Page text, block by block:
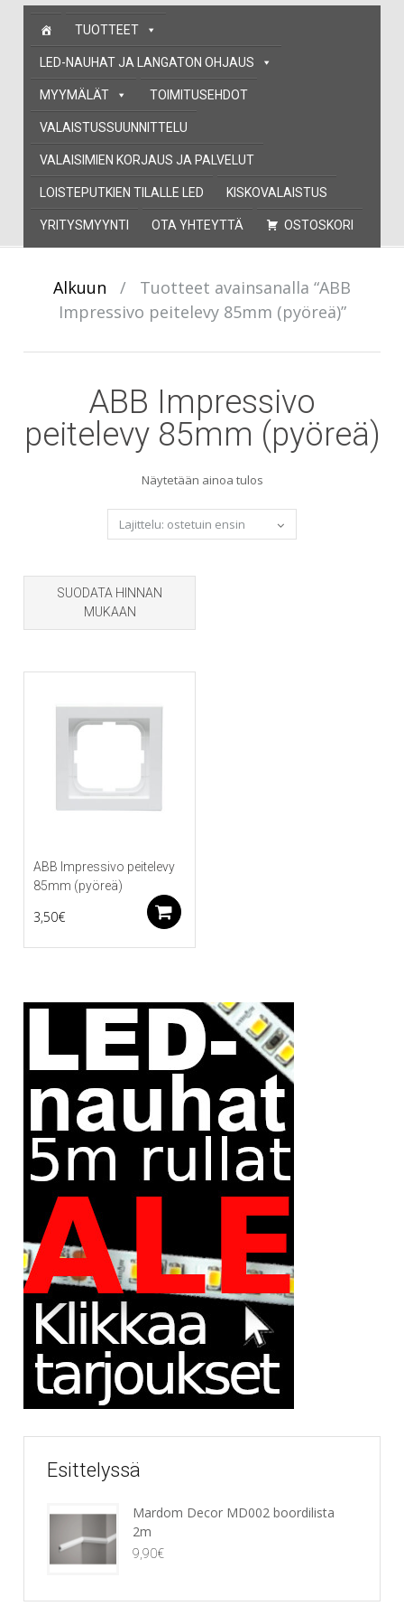
Skip
content
TUOTTEET
LED-NAUHAT JA LANGATON OHJAUS
MYYMÄLÄT TOIMITUSEHDOT
VALAISTUSSUUNNITTELU
VALAISIMIEN KORJAUS JA PALVELUT
LOISTEPUTKIEN TILALLE LED KISKOVALAISTUS
YRITYSMYYNTI OTA YHTEYTTÄ OSTOSKORI
Alkuun /
Tuotteet avainsanalla “ABB
Impressivo peitelevy 85mm (pyöreä)”
ABB Impressivo
peitelevy 85mm (pyöreä)
Näytetään ainoa tulos
SUODATA HINNAN
MUKAAN
ABB Impressivo peitelevy
85mm (pyöreä)
3,50€
Esittelyssä
Mardom Decor MD002 boordilista
2m
9,90€